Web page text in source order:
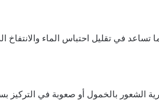
تساعد في تقليل احتباس الماء والانتفاخ
الشعور بالخمول أو صعوبة في التركيز